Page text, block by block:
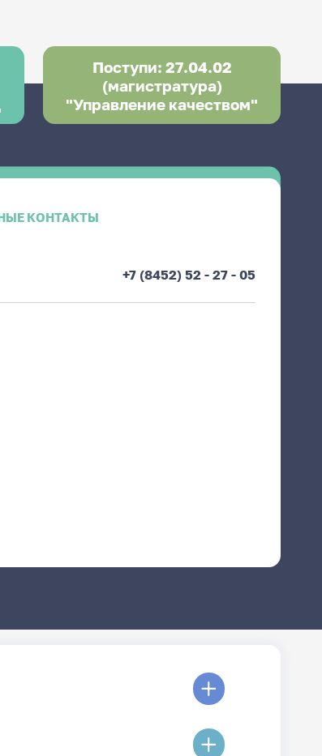
Поступи: 27.04.02
(магистратура)
"Управление качеством"
КОНТАКТЫ
+7 (8452) 52 - 27 - 05